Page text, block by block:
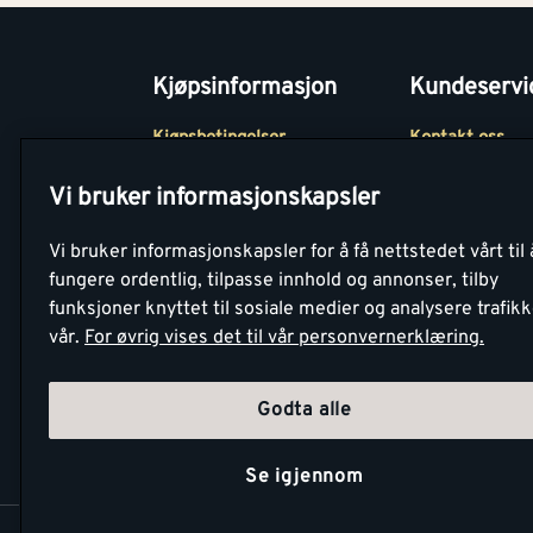
Kjøpsinformasjon
Kjøpsbetingelser
Betaling
Retur- og
angrerettsskjema
Kontakt oss
Montér Bedrift
Vi bruker informasjonskapsler
Vi bruker informasjonskapsler for å få nettstedet vårt til
fungere ordentlig, tilpasse innhold og annonser, tilby
funksjoner knyttet til sosiale medier og analysere
vår. For øvrig vises det til vår personvernerklæring.
Godta alle
Se igjennom